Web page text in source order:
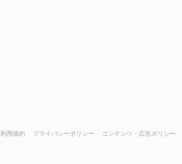
利用規約 プライバシーポリシー コンテンツ・広告ポリシー